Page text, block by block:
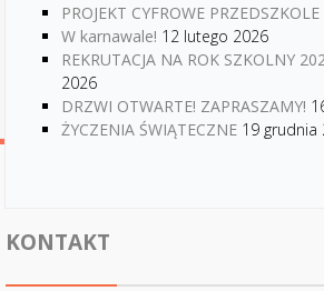
PROJEKT CYFROWE PRZEDSZKOLE
W karnawale! 12 lutego 2026
REKRUTACJA NA ROK SZKOLNY
2026
DRZWI OTWARTE! ZAPRASZAMY!
ŻYCZENIA ŚWIĄTECZNE 19 grudnia
KONTAKT